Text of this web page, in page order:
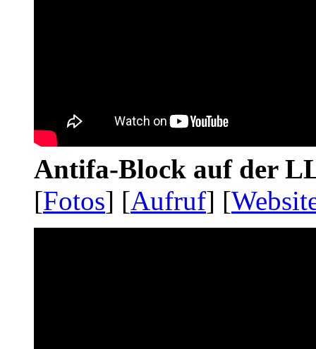
Antifa-Block auf der
[Fotos] [Aufruf] [